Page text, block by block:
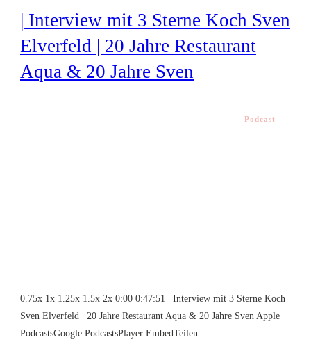
| Interview mit 3 Sterne Koch Sven
Elverfeld | 20 Jahre Restaurant
Aqua & 20 Jahre Sven
Podcast
0.75x 1x 1.25x 1.5x 2x 0:00 0:47:51 | Interview mit 3 Sterne Koch
Sven Elverfeld | 20 Jahre Restaurant Aqua & 20 Jahre Sven Apple
PodcastsGoogle PodcastsPlayer EmbedTeilen